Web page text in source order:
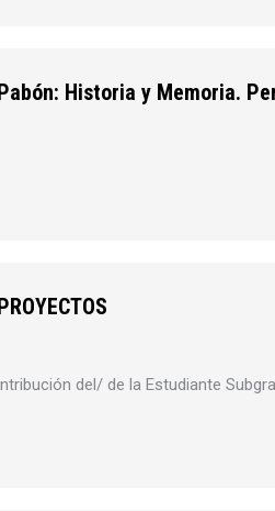
Historia y Memoria.
del/ de la Estudiante